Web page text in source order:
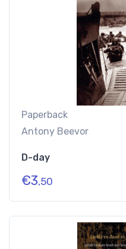
Paperback
Antony Beevor
D-day
€3,50